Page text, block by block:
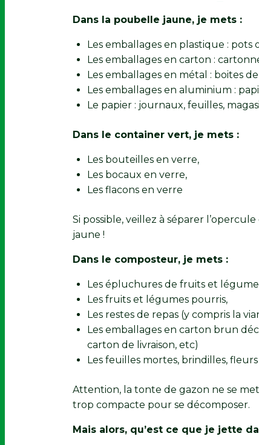
Dans la poubelle jaune, je mets :
Les emballages en plastique : pots
Les emballages en carton :
Les emballages en métal : boites
Les emballages en aluminium :
Le papier : journaux, feuilles,
Dans le container vert, je mets :
Les bouteilles en verre,
Les bocaux en verre,
Les flacons en verre
Si possible, veillez à séparer
jaune !
Dans le composteur, je mets :
Les épluchures de fruits et
Les fruits et légumes pourris,
Les restes de repas (y compris la
Les emballages en carton brun
carton de livraison, etc)
Les feuilles mortes, brindilles,
Attention, la tonte de gazon ne se
trop compacte pour se décomposer.
Mais alors, qu’est ce que je jette